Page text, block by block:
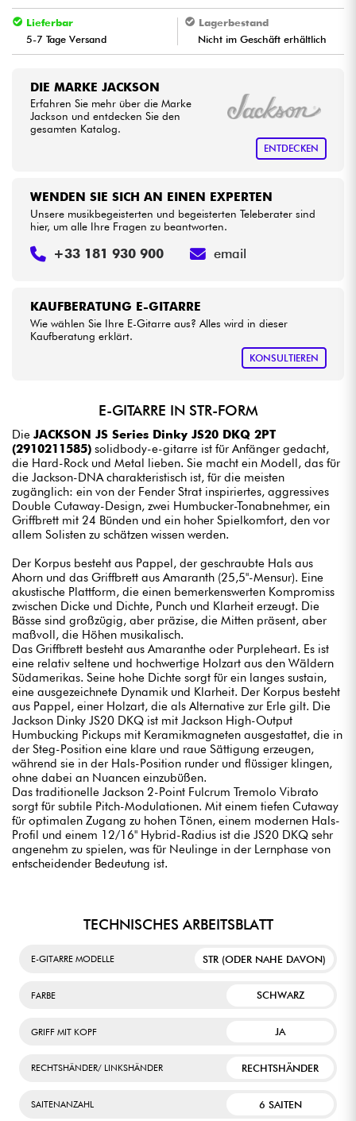
Violinen & Quartett
Kabel & Zubehöre
HiFi
Sehen Sie sich unsere Marken an
Lieferbar
5-7 Tage Versand
Lagerbestand
Nicht im Geschäft erhältlich
DIE MARKE JACKSON
Erfahren Sie mehr über die Marke
Jackson und entdecken Sie den
gesamten Katalog.
ENTDECKEN
KAUFBERATUNG E-GITARRE
Wie wählen Sie Ihre E-Gitarre aus? Alles wird in dieser
Kaufberatung erklärt.
KONSULTIEREN
WENDEN SIE SICH AN EINEN EXPERTEN
Unsere musikbegeisterten und begeisterten Teleberater sind
hier, um alle Ihre Fragen zu beantworten.
+33 181 930 900 email
E-GITARRE IN STR-FORM
Die JACKSON JS Series Dinky JS20 DKQ 2PT
(2910211585) solidbody-e-gitarre ist für Anfänger gedacht,
die Hard-Rock und Metal lieben. Sie macht ein Modell, das für
die Jackson-DNA charakteristisch ist, für die meisten
zugänglich: ein von der Fender Strat inspiriertes, aggressives
Double Cutaway-Design, zwei Humbucker-Tonabnehmer, ein
Griffbrett mit 24 Bünden und ein hoher Spielkomfort, den vor
allem Solisten zu schätzen wissen werden.
Der Korpus besteht aus Pappel, der geschraubte Hals aus
Ahorn und das Griffbrett aus Amaranth (25,5"-Mensur). Eine
akustische Plattform, die einen bemerkenswerten Kompromiss
zwischen Dicke und Dichte, Punch und Klarheit erzeugt. Die
Bässe sind großzügig, aber präzise, die Mitten präsent, aber
maßvoll, die Höhen musikalisch.
Das Griffbrett besteht aus Amaranthe oder Purpleheart. Es ist
eine relativ seltene und hochwertige Holzart aus den Wäldern
Südamerikas. Seine hohe Dichte sorgt für ein langes sustain,
eine ausgezeichnete Dynamik und Klarheit. Der Korpus besteht
aus Pappel, einer Holzart, die als Alternative zur Erle gilt. Die
Jackson Dinky JS20 DKQ ist mit Jackson High-Output
Humbucking Pickups mit Keramikmagneten ausgestattet, die in
der Steg-Position eine klare und raue Sättigung erzeugen,
während sie in der Hals-Position runder und flüssiger klingen,
ohne dabei an Nuancen einzubüßen.
Das traditionelle Jackson 2-Point Fulcrum Tremolo Vibrato
sorgt für subtile Pitch-Modulationen. Mit einem tiefen Cutaway
für optimalen Zugang zu hohen Tönen, einem modernen Hals-
Profil und einem 12/16" Hybrid-Radius ist die JS20 DKQ sehr
angenehm zu spielen, was für Neulinge in der Lernphase von
entscheidender Bedeutung ist.
TECHNISCHES ARBEITSBLATT
E-GITARRE MODELLE STR (ODER NAHE DAVON)
FARBE SCHWARZ
GRIFF MIT KOPF JA
RECHTSHÄNDER/ LINKSHÄNDER RECHTSHÄNDER
SAITENANZAHL 6 SAITEN